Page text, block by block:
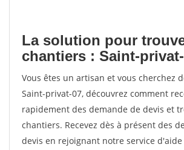
La solution pour
chantiers : Saint-
Vous êtes un artisan et vous cherchez
Saint-privat-07, découvrez comment
rapidement des demande de devis et
chantiers. Recevez dès à présent des
devis en rejoignant notre service